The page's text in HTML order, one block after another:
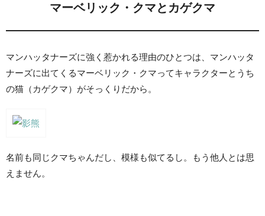
マーベリック・クマとカゲクマ
マンハッタナーズに強く惹かれる理由のひとつは、マンハッタ
ナーズに出てくるマーベリック・クマってキャラクターとうち
の猫（カゲクマ）がそっくりだから。
名前も同じクマちゃんだし、模様も似てるし。もう他人とは思
えません。